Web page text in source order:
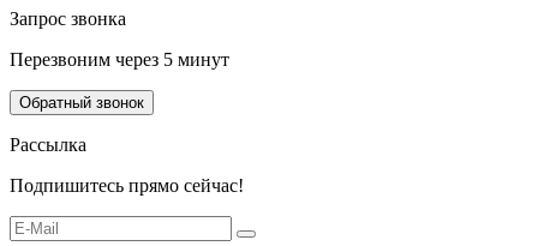
Запрос звонка
Перезвоним через 5 минут
Обратный звонок
Рассылка
Подпишитесь прямо сейчас!